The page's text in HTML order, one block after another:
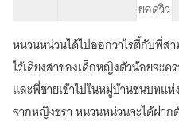
ยอดวิว
หนวนหน่วนได้ไปออกวาไรตี้กับพี่ส
ไร้เดียงสาของเด็กหญิงตัวน้อยจะค
และพี่ชายเข้าไปในหมู่บ้านชนบทแ
จากหญิงชรา หนวนหน่วนจะได้ฝา